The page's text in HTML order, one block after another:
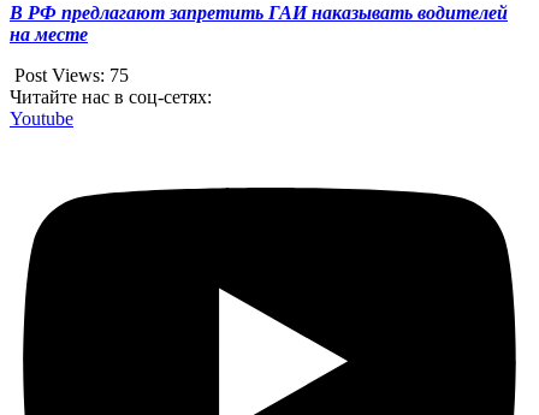
В РФ предлагают запретить ГАИ наказывать водителей
на месте
Post Views: 75
Читайте нас в соц-сетях:
Youtube